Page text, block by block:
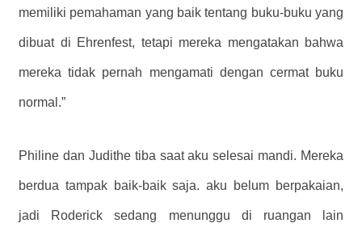
memiliki pemahaman yang baik tentang buku-buku yang
dibuat di Ehrenfest, tetapi mereka mengatakan bahwa
mereka tidak pernah mengamati dengan cermat buku
normal.”
Philine dan Judithe tiba saat aku selesai mandi. Mereka
berdua tampak baik-baik saja. aku belum berpakaian,
jadi Roderick sedang menunggu di ruangan lain